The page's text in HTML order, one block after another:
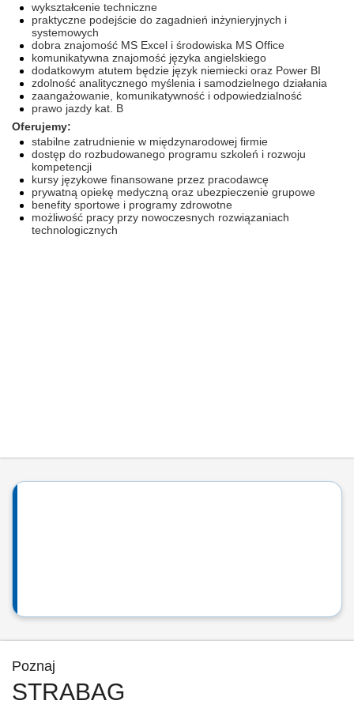
wykształcenie techniczne
praktyczne podejście do zagadnień inżynieryjnych i
systemowych
dobra znajomość MS Excel i środowiska MS Office
komunikatywna znajomość języka angielskiego
dodatkowym atutem będzie język niemiecki oraz Power BI
zdolność analitycznego myślenia i samodzielnego działania
zaangażowanie, komunikatywność i odpowiedzialność
prawo jazdy kat. B
Oferujemy:
stabilne zatrudnienie w międzynarodowej firmie
dostęp do rozbudowanego programu szkoleń i rozwoju
kompetencji
kursy językowe finansowane przez pracodawcę
prywatną opiekę medyczną oraz ubezpieczenie grupowe
benefity sportowe i programy zdrowotne
możliwość pracy przy nowoczesnych rozwiązaniach
technologicznych
Poznaj
STRABAG